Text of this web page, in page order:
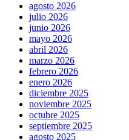
agosto 2026
julio 2026
junio 2026
mayo 2026
abril 2026
marzo 2026
febrero 2026
enero 2026
diciembre 2025
noviembre 2025
octubre 2025
septiembre 2025
agosto 2025